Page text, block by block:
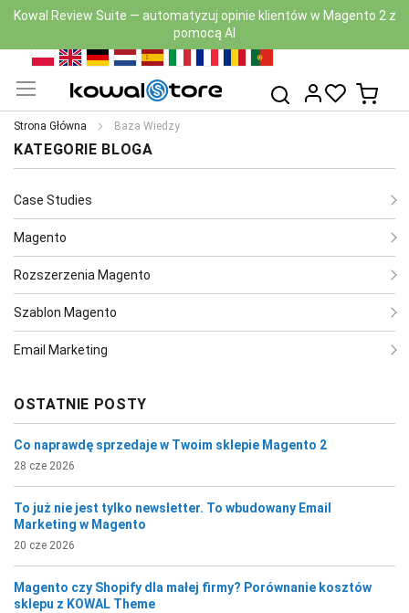
Nowa wersja Kowal Security Scan z AI już dostępna — zobacz
moduł
Przejdź
treści
PL EN DE NL ES IT FR RO
PT
Szukaj
Mój
Strona Główna Baza Wiedzy
KATEGORIE BLOGA
Case Studies
Magento
Rozszerzenia Magento
Szablon Magento
Email Marketing
OSTATNIE POSTY
Co naprawdę sprzedaje w Twoim sklepie Magento 2
28 cze 2026
To już nie jest tylko newsletter. To wbudowany Email
Marketing w Magento
20 cze 2026
Magento czy Shopify dla małej firmy? Porównanie kosztów
sklepu z KOWAL Theme